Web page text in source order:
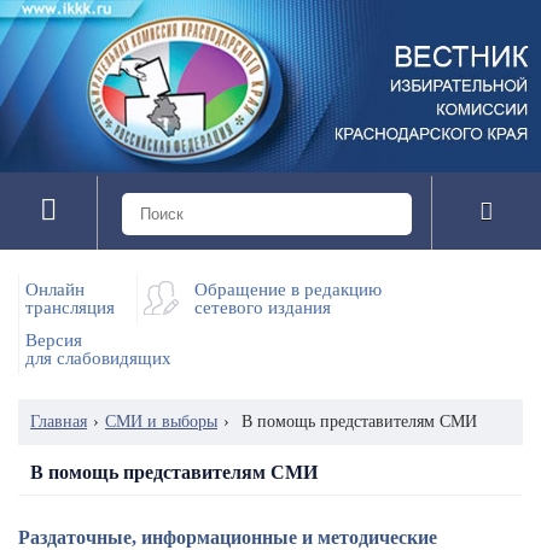
Онлайн
трансляция
Обращение в редакцию
сетевого издания
Версия
для слабовидящих
Главная › СМИ и выборы › В помощь представителям СМИ
В помощь представителям СМИ
Раздаточные, информационные и методические